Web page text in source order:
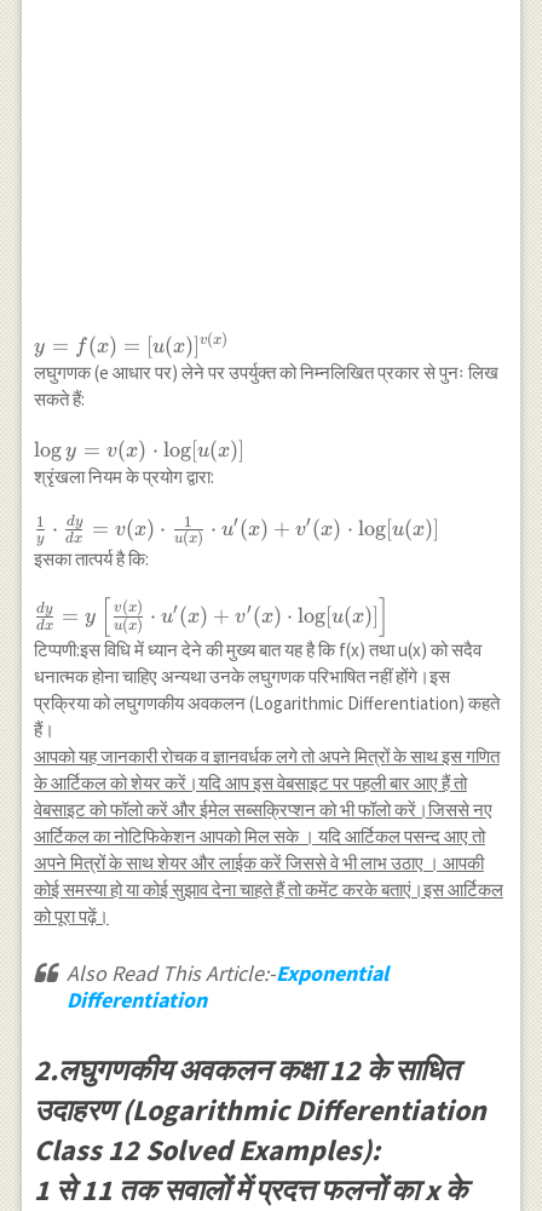
y=f(x)=
[u(x)]^{v(x)}
y = f (x) = [u(x)]v(x)
लघुगणक (e आधार पर) लेने पर उपर्युक्त को निम्नलिखित प्रकार से पुनः लिख
सकते हैं:
\log
y=v(x)
\log
[u(x)]
logy = v(x) ⋅ log[u(x)]
श्रृंखला नियम के प्रयोग द्वारा:
\frac{1}{y}
\cdot \frac{d
\cdot \frac{1}
{u(x)} \cdot
u^{\prime}
(x)+v^{\prime}
(x) \cdot \log
[u(x)]
y
1 ⋅ dx
dy = v(x) ⋅ u(x)
1 ⋅ u′(x) + v′(x) ⋅ log[u(x)]
इसका तात्पर्य है कि:
\frac{d y}{d
x}=y\left[\frac{v(x)}
{u(x)} \cdot
u^{\prime}
(x)+v^{\prime}(x)
\cdot \log
[u(x)]\right]
dx
dy = y u(x)
v(x) ⋅ u′(x) + v′(x) ⋅ log[u(x)]
टिप्पणी:इस विधि में ध्यान देने की मुख्य बात यह है कि f(x) तथा u(x) को सदैव
धनात्मक होना चाहिए अन्यथा उनके लघुगणक परिभाषित नहीं होंगे।इस
प्रक्रिया को लघुगणकीय अवकलन (Logarithmic Differentiation) कहते
हैं।
आपको यह जानकारी रोचक व ज्ञानवर्धक लगे तो अपने मित्रों के साथ इस गणित
के आर्टिकल को शेयर करें।यदि आप इस वेबसाइट पर पहली बार आए हैं तो
वेबसाइट को फॉलो करें और ईमेल सब्सक्रिप्शन को भी फॉलो करें।जिससे नए
आर्टिकल का नोटिफिकेशन आपको मिल सके । यदि आर्टिकल पसन्द आए तो
अपने मित्रों के साथ शेयर और लाईक करें जिससे वे भी लाभ उठाए । आपकी
कोई समस्या हो या कोई सुझाव देना चाहते हैं तो कमेंट करके बताएं।इस आर्टिकल
को पूरा पढ़ें।
Also Read This Article:-Exponential
Differentiation
2.लघुगणकीय अवकलन कक्षा 12 के साधित
उदाहरण (Logarithmic Differentiation
Class 12 Solved Examples):
1 से 11 तक सवालों में प्रदत्त फलनों का x के